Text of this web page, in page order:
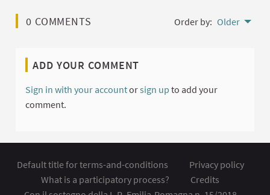
0 COMMENTS Order by: Older
ADD YOUR COMMENT
Sign in with your accountorsign up to add your
comment.
Default title for terms-and-conditions
Privacy policy
What is a participatory process?
Credits